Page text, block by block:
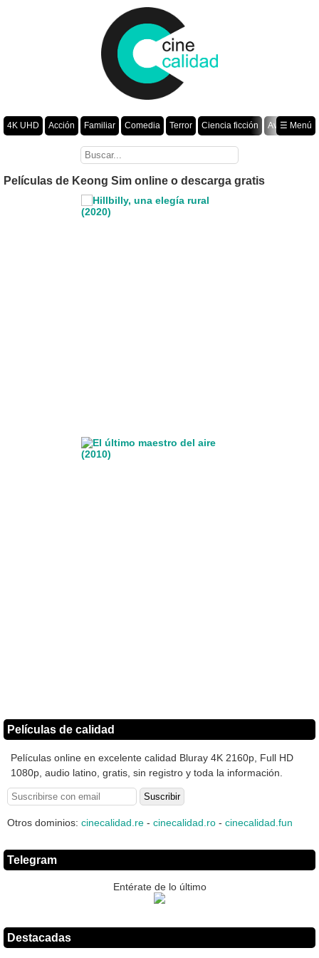
4K UHD Acción Familiar Comedia Terror Ciencia ficción
Aventura
Romance Fantasía Drama Animación Crimen
☰ Menú
Películas de Keong Sim online o descarga gratis
Películas de calidad
Películas online en excelente calidad Bluray 4K 2160p, Full HD
1080p, audio latino, gratis, sin registro y toda la información.
Otros dominios: cinecalidad.re - cinecalidad.ro - cinecalidad.fun
Telegram
Entérate de lo último
Destacadas